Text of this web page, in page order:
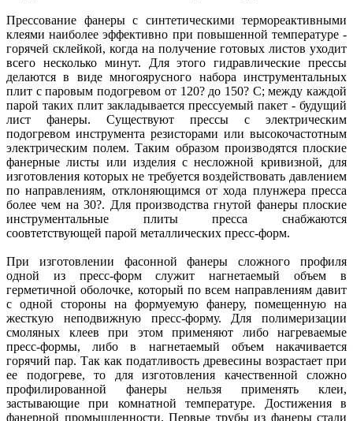
Прессование фанеры с синтетическими термореактивными
клеями наиболее эффективно при повышенной температуре -
горячей склейкой, когда на получение готовых листов уходит
всего несколько минут. Для этого гидравлические прессы
делаются в виде многоярусного набора инструментальных
плит с паровым подогревом от 120? до 150? С; между каждой
парой таких плит закладывается прессуемый пакет - будущий
лист фанеры. Существуют прессы с электрическим
подогревом инструмента резисторами или высокочастотным
электрическим полем. Таким образом производятся плоские
фанерные листы или изделия с несложной кривизной, для
изготовления которых не требуется воздействовать давлением
по направлениям, отклоняющимся от хода плунжера пресса
более чем на 30?. Для производства гнутой фанеры плоские
инструментальные плиты пресса снабжаются
соовтетствующей парой металлических пресс-форм.
При изготовлении фасонной фанеры сложного профиля
одной из пресс-форм служит нагнетаемый объем в
герметичной оболочке, который по всем направлениям давит
с одной стороны на формуемую фанеру, помещенную на
жесткую неподвижную пресс-форму. Для полимеризации
смоляных клеев при этом применяют либо нагреваемые
пресс-формы, либо в нагнетаемый объем накачивается
горячий пар. Так как податливость древесины возрастает при
ее подогреве, то для изготовления качественной сложно
профилированной фанеры нельзя применять клеи,
застывающие при комнатной температуре. Достижения в
фанерной промышленности. Первые трубы из фанеры стали